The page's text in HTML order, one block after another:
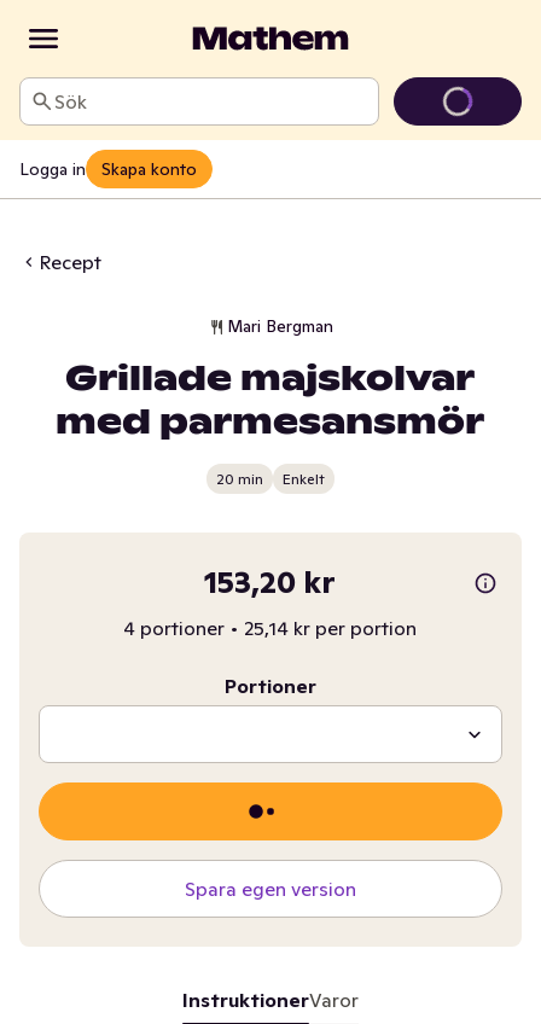
Sök
Logga in Skapa konto
Recept
Mari Bergman
Grillade majskolvar
med parmesansmör
20 min Enkelt
153,20 kr
4 portioner • 25,14 kr per portion
Portioner
Spara egen version
InstruktionerVaror